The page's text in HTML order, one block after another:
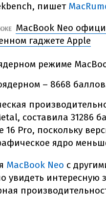
пишет
MacBook Neo
гаджете Apple
режиме
– 8668
составила 31286
16 Pro, поскольку
ядро
MacBook Neo с
увидеть интересную